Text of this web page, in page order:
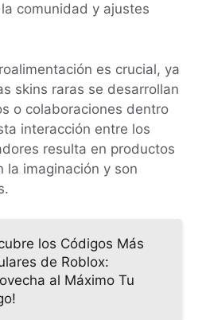
comunidad y ajustes
es crucial, ya
skins raras se desarrollan
o colaboraciones dentro
interacción entre los
resulta en productos
la imaginación y son
los Códigos Más
de Roblox:
al Máximo Tu